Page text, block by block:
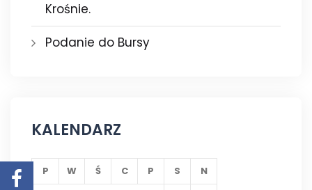
Krośnie.
Podanie do Bursy
KALENDARZ
P W Ś C P S N